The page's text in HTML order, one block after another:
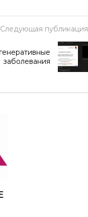
Следующая публикация
заболевания